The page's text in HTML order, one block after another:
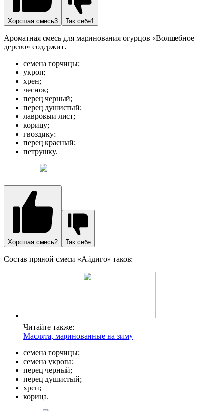
Хорошая смесь3 Так себе1
Ароматная смесь для маринования огурцов «Волшебное
дерево» содержит:
семена горчицы;
укроп;
хрен;
чеснок;
перец черный;
перец душистый;
лавровый лист;
корицу;
гвоздику;
перец красный;
петрушку.
Хорошая смесь2 Так себе
Состав пряной смеси «Айдиго» таков:
Читайте также:
Маслята, маринованные на зиму
семена горчицы;
семена укропа;
перец черный;
перец душистый;
хрен;
корица.